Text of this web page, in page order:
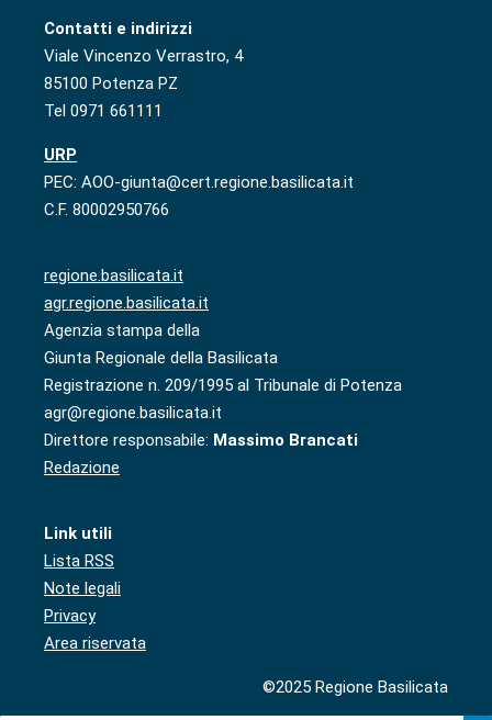
Contatti e indirizzi
Viale Vincenzo Verrastro, 4
85100 Potenza PZ
Tel 0971 661111
URP
PEC: AOO-giunta@cert.regione.basilicata.it
C.F. 80002950766
regione.basilicata.it
agr.regione.basilicata.it
Agenzia stampa della
Giunta Regionale della Basilicata
Registrazione n. 209/1995 al Tribunale di Potenza
agr@regione.basilicata.it
Direttore responsabile: Massimo Brancati
Redazione
Link utili
Lista RSS
Note legali
Privacy
Area riservata
©2025 Regione Basilicata